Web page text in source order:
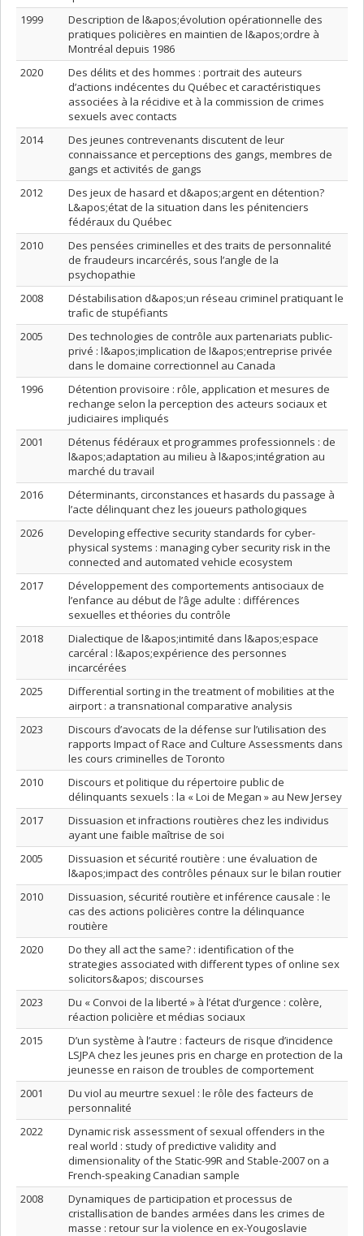
1999
Description de l&apos;évolution opérationnelle des
pratiques policières en maintien de l&apos;ordre à
Montréal depuis 1986
2020
Des délits et des hommes : portrait des auteurs
d’actions indécentes du Québec et caractéristiques
associées à la récidive et à la commission de crimes
sexuels avec contacts
2014
Des jeunes contrevenants discutent de leur
connaissance et perceptions des gangs, membres de
gangs et activités de gangs
2012
Des jeux de hasard et d&apos;argent en détention?
L&apos;état de la situation dans les pénitenciers
fédéraux du Québec
2010
Des pensées criminelles et des traits de personnalité
de fraudeurs incarcérés, sous l’angle de la
psychopathie
2008
Déstabilisation d&apos;un réseau criminel pratiquant le
trafic de stupéfiants
2005
Des technologies de contrôle aux partenariats public-
privé : l&apos;implication de l&apos;entreprise privée
dans le domaine correctionnel au Canada
1996
Détention provisoire : rôle, application et mesures de
rechange selon la perception des acteurs sociaux et
judiciaires impliqués
2001
Détenus fédéraux et programmes professionnels : de
l&apos;adaptation au milieu à l&apos;intégration au
marché du travail
2016
Déterminants, circonstances et hasards du passage à
l’acte délinquant chez les joueurs pathologiques
2026
Developing effective security standards for cyber-
physical systems : managing cyber security risk in the
connected and automated vehicle ecosystem
2017
Développement des comportements antisociaux de
l’enfance au début de l’âge adulte : différences
sexuelles et théories du contrôle
2018
Dialectique de l&apos;intimité dans l&apos;espace
carcéral : l&apos;expérience des personnes
incarcérées
2025
Differential sorting in the treatment of mobilities at the
airport : a transnational comparative analysis
2023
Discours d’avocats de la défense sur l’utilisation des
rapports Impact of Race and Culture Assessments dans
les cours criminelles de Toronto
2010
Discours et politique du répertoire public de
délinquants sexuels : la « Loi de Megan » au New Jersey
2017
Dissuasion et infractions routières chez les individus
ayant une faible maîtrise de soi
2005
Dissuasion et sécurité routière : une évaluation de
l&apos;impact des contrôles pénaux sur le bilan routier
2010
Dissuasion, sécurité routière et inférence causale : le
cas des actions policières contre la délinquance
routière
2020
Do they all act the same? : identification of the
strategies associated with different types of online sex
solicitors&apos; discourses
2023
Du « Convoi de la liberté » à l’état d’urgence : colère,
réaction policière et médias sociaux
2015
D’un système à l’autre : facteurs de risque d’incidence
LSJPA chez les jeunes pris en charge en protection de la
jeunesse en raison de troubles de comportement
2001
Du viol au meurtre sexuel : le rôle des facteurs de
personnalité
2022
Dynamic risk assessment of sexual offenders in the
real world : study of predictive validity and
dimensionality of the Static-99R and Stable-2007 on a
French-speaking Canadian sample
2008
Dynamiques de participation et processus de
cristallisation de bandes armées dans les crimes de
masse : retour sur la violence en ex-Yougoslavie